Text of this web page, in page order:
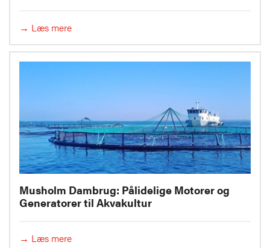
→ Læs mere
Musholm Dambrug: Pålidelige Motorer og
Generatorer til Akvakultur
→ Læs mere